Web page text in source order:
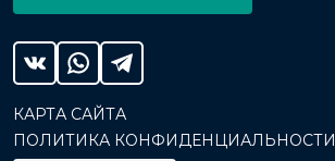
КАРТА САЙТА
ПОЛИТИКА КОНФИДЕНЦИАЛЬНОСТИ